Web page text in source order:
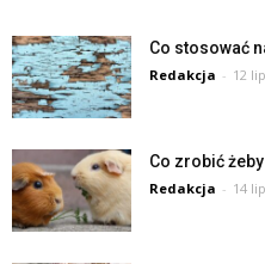
Co stosować
Redakcja - 12
Co zrobić żeby
Redakcja - 14